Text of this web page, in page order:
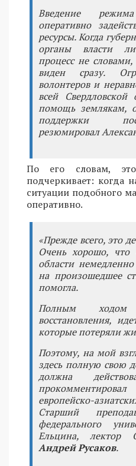
Введение
оперативно
ресурсы. Когда
органы власти
процесс не
виден сразу.
волонтеров и
всей
помощь землякам,
поддержки
резюмировал
По его словам,
подчеркивает: когда
ситуации подобного
оперативно.
«Прежде всего, это
Очень хорошо,
области
на произошедшее
помогла.
Полным
восстановления,
которые потеряли
Поэтому, на мой
здесь полную свою
должна
европейско-
Старший
федерального
Ельцина, лектор
Андрей Русаков.